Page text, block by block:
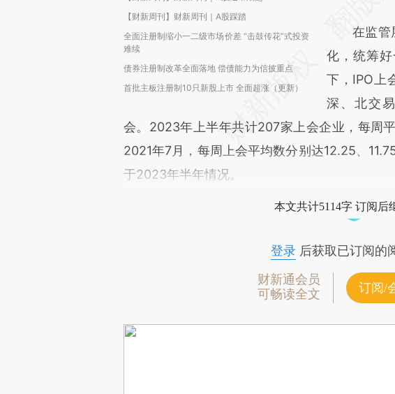
【财新周刊】财新周刊｜A股踩踏
全面注册制缩小一二级市场价差 “击鼓传花”式投资
难续
债券注册制改革全面落地 偿债能力为信披重点
首批主板注册制10只新股上市 全面超涨（更新）
在监管层
化，统筹
下，IPO上
深、北交
会。2023年上半年共计207家上会企业，每周
2021年7月，每周上会平均数分别达12.25、
于2023年半年情况。
本文共计5114字 订阅后
登录后获取已订阅的
财新通会员
可畅读全文
订阅/